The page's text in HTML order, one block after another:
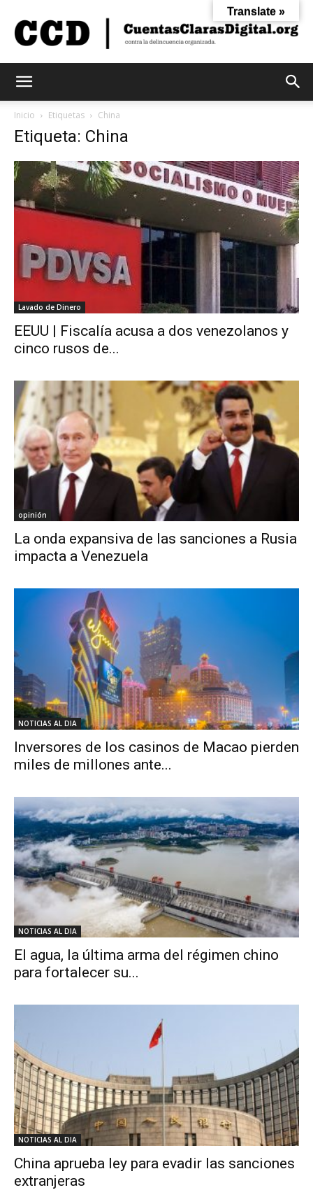
Digital
Inicio Etiquetas China
Etiqueta: China
Lavado de Dinero
EEUU | Fiscalía acusa a dos venezolanos y
cinco rusos de...
opinión
La onda expansiva de las sanciones a Rusia
impacta a Venezuela
NOTICIAS AL DIA
Inversores de los casinos de Macao pierden
miles de millones ante...
NOTICIAS AL DIA
El agua, la última arma del régimen chino
para fortalecer su...
NOTICIAS AL DIA
China aprueba ley para evadir las sanciones
extranjeras
Translate »